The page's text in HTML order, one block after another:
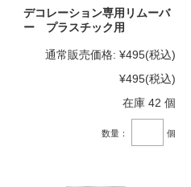
デコレーション専用リムーバ
ー プラスチック用
通常販売価格: ¥495(税込)
¥495(税込)
在庫 42 個
数量： 個